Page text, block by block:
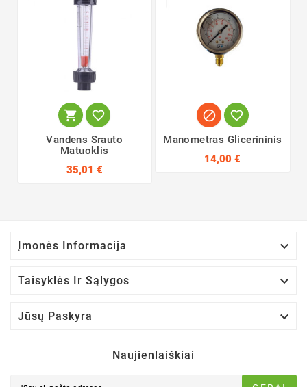
 
Vandens Srauto
Matuoklis
35,01 €
 
Manometras Glicerininis
14,00 €
Įmonės Informacija 
Taisyklės Ir Sąlygos 
Jūsų Paskyra 
Naujienlaiškiai